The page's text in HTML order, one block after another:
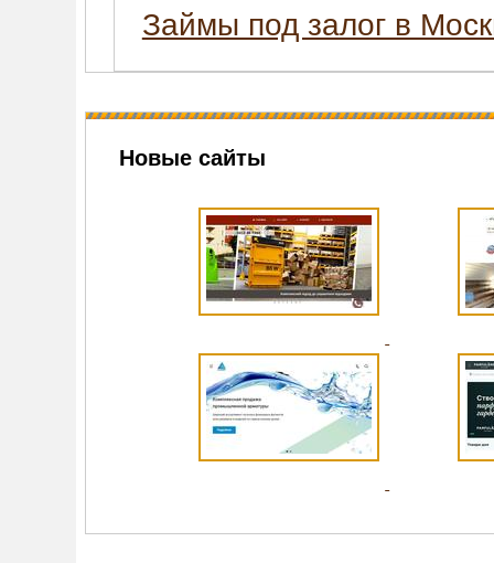
Новые сайты
Займы под залог в